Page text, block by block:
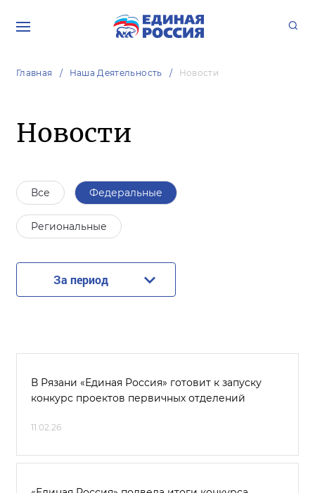
Главная Наша Деятельность Новости
Новости
Все Федеральные
Региональные
За период
В Рязани «Единая Россия» готовит к запуску
конкурс проектов первичных отделений
11.02.26